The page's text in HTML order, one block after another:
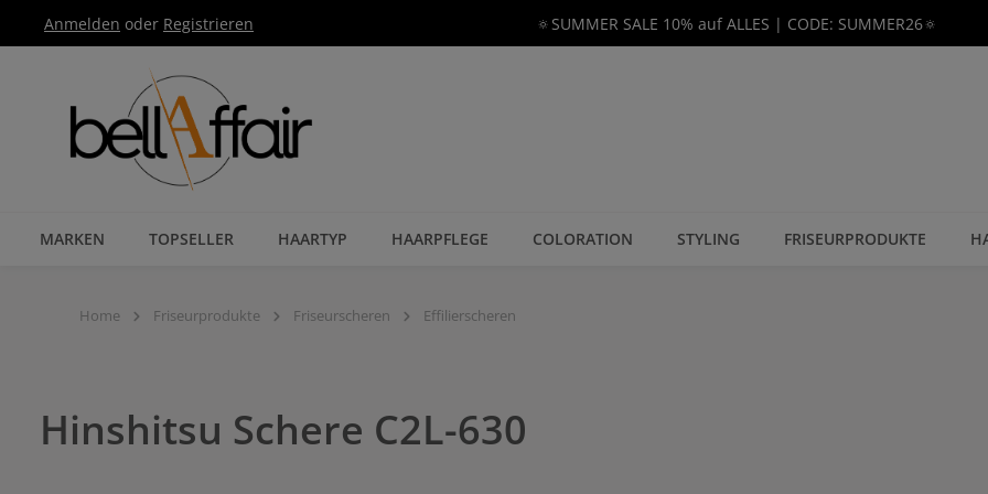
Hauptnavigation springen
Anmelden oder Registrieren 🔅SUMMER SALE 10% auf ALLES | CODE: SUMMER26🔅
MARKEN TOPSELLER HAARTYP HAARPFLEGE COLORATION STYLING FRISEURPRODUKTE
Home Friseurprodukte Friseurscheren Effilierscheren
Hinshitsu Schere C2L-630